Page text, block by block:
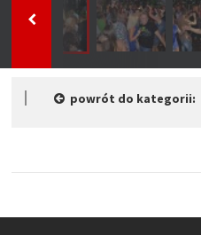
powrót do kategorii: